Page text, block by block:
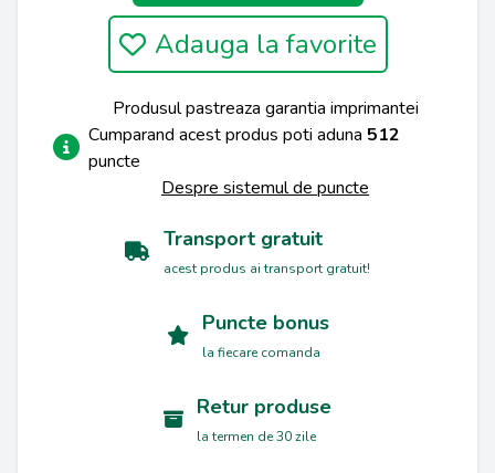
Adauga la favorite
Produsul pastreaza garantia imprimantei
Cumparand acest produs poti aduna 512
puncte
Despre sistemul de puncte
Transport gratuit
acest produs ai transport gratuit!
Puncte bonus
la fiecare comanda
Retur produse
la termen de 30 zile